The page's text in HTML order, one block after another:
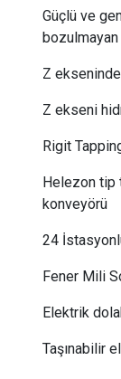
Güçlü ve
Z
Z ekseni
Rigit
Helezon tip
konveyörü
24
Fener Mili
Elektrik
Taşınabilir